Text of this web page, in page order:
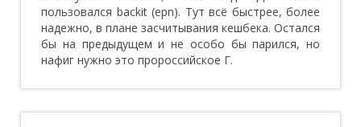
пользовался backit (epn). Тут всё быстрее, более
надежно, в плане засчитывания кешбека. Остался
бы на предыдущем и не особо бы парился, но
нафиг нужно это пророссийское Г.